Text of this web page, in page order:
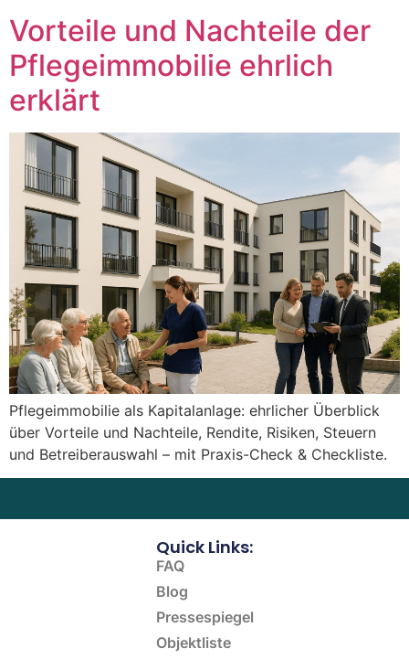
Vorteile und Nachteile der
Pflegeimmobilie ehrlich
erklärt
Pflegeimmobilie als Kapitalanlage: ehrlicher Überblick
über Vorteile und Nachteile, Rendite, Risiken, Steuern
und Betreiberauswahl – mit Praxis-Check & Checkliste.
Quick Links:
FAQ
Blog
Pressespiegel
Objektliste